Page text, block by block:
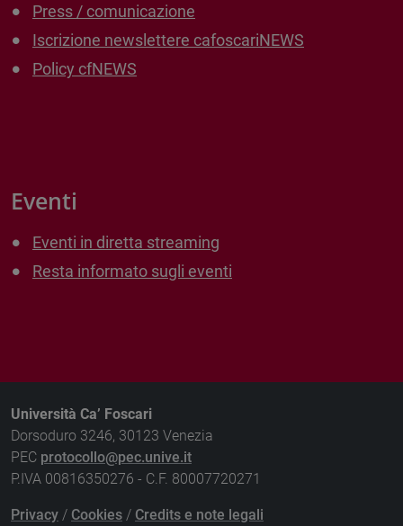
Press / comunicazione
Iscrizione newslettere cafoscariNEWS
Policy cfNEWS
Eventi
Eventi in diretta streaming
Resta informato sugli eventi
Università Ca’ Foscari
Dorsoduro 3246, 30123 Venezia
PEC protocollo@pec.unive.it
P.IVA 00816350276 - C.F. 80007720271
Privacy / Cookies / Credits e note legali